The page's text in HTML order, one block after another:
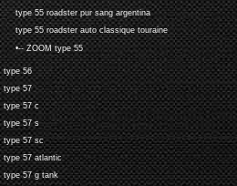
type 55 roadster pur sang argentina
type 55 roadster auto classique touraine
•-- ZOOM type 55
type 56
type 57
type 57 c
type 57 s
type 57 sc
type 57 atlantic
type 57 g tank